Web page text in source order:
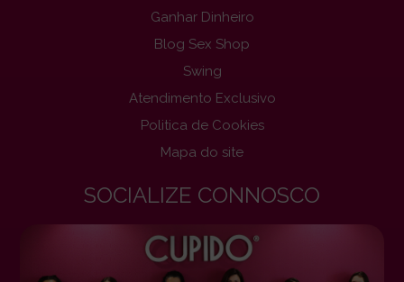
Ganhar Dinheiro
Blog Sex Shop
Swing
Atendimento Exclusivo
Politica de Cookies
Mapa do site
SOCIALIZE CONNOSCO